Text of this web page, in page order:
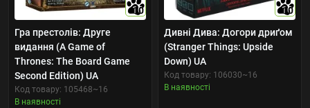
10
Гра престолів: Друге
видання (A Game of
Thrones: The Board Game
Second Edition) UA
Код товару: 105468~16
В наявності
10
Дивні Дива: Догори дриґом
(Stranger Things: Upside
Down) UA
Код товару: 106030~16
В наявності